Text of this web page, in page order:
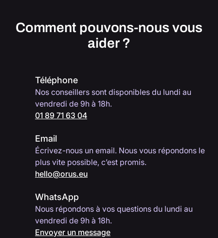
Comment pouvons-nous vous
aider ?
Téléphone
Nos conseillers sont disponibles du lundi au
vendredi de 9h à 18h.
01 89 71 63 04
Email
Écrivez-nous un email. Nous vous répondons le
plus vite possible, c’est promis.
hello@orus.eu
WhatsApp
Nous répondons à vos questions du lundi au
vendredi de 9h à 18h.
Envoyer un message